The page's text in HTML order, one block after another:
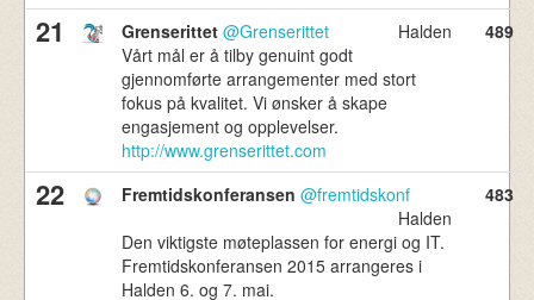
21 Grenserittet @Grenserittet
Halden
Vårt mål er å tilby genuint godt
gjennomførte arrangementer med stort
fokus på kvalitet. Vi ønsker å skape
engasjement og opplevelser.
http://www.grenserittet.com
489
22 Fremtidskonferansen @fremtidskonf
Halden
Den viktigste møteplassen for energi og IT.
Fremtidskonferansen 2015 arrangeres i
Halden 6. og 7. mai.
483